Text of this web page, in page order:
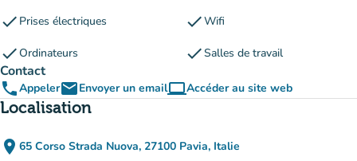
check Prises électriques checkWifi
checkOrdinateurs checkSalles de travail
Contact
phoneAppeleremailEnvoyer un emailcomputerAccéder au site web
(nouvel onglet)
Localisation
place 65 Corso Strada Nuova, 27100 Pavia, Italie
(ouvrir dans Google Maps)
(nouvel onglet)